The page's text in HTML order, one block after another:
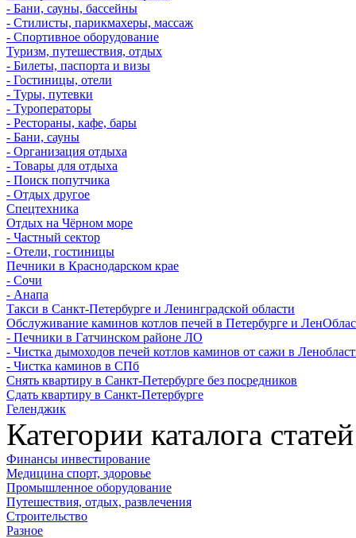
- Бани, сауны, бассейны
- Стилисты, парикмахеры, массаж
- Спортивное оборудование
Туризм, путешествия, отдых
- Билеты, паспорта и визы
- Гостиницы, отели
- Туры, путевки
- Туроператоры
- Рестораны, кафе, бары
- Бани, сауны
- Организация отдыха
- Товары для отдыха
- Поиск попутчика
- Отдых другое
Спецтехника
Отдых на Чёрном море
- Частный сектор
- Отели, гостиницы
Печники в Краснодарском крае
- Сочи
- Анапа
Такси в Санкт-Петербурге и Ленинградской области
Обслуживание каминов котлов печей в Петербурге и
- Печники в Гатчинском районе ЛО
- Чистка дымоходов печей котлов каминов от сажи в
- Чистка каминов в СПб
Снять квартиру в Санкт-Петербурге без посредников
Сдать квартиру в Санкт-Петербурге
Геленджик
Категории каталога статей
Финансы инвестирование
Медицина спорт, здоровье
Промышленное оборудование
Путешествия, отдых, развлечения
Строительство
Разное